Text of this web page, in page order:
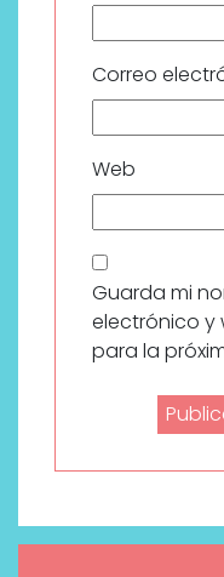
Correo
Web
Guarda mi
electrónico y
para la